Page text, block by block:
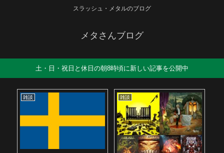
スラッシュ・メタルのブログ
メタさんブログ
土・日・祝日と休日の朝8時頃に新しい記事を公開中
雑談 雑談